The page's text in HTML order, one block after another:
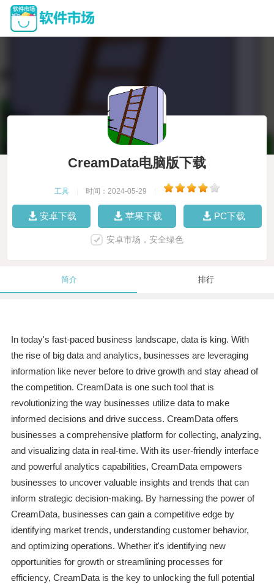
CreamData电脑版下载
工具 时间：2024-05-29
安卓下载 苹果下载 PC下载
安卓市场，安全绿色
简介 排行
In today's fast-paced business landscape, data is king. With
the rise of big data and analytics, businesses are leveraging
information like never before to drive growth and stay ahead of
the competition. CreamData is one such tool that is
revolutionizing the way businesses utilize data to make
informed decisions and drive success. CreamData offers
businesses a comprehensive platform for collecting, analyzing,
and visualizing data in real-time. With its user-friendly interface
and powerful analytics capabilities, CreamData empowers
businesses to uncover valuable insights and trends that can
inform strategic decision-making. By harnessing the power of
CreamData, businesses can gain a competitive edge by
identifying market trends, understanding customer behavior,
and optimizing operations. Whether it's identifying new
opportunities for growth or streamlining processes for
efficiency, CreamData is the key to unlocking the full potential